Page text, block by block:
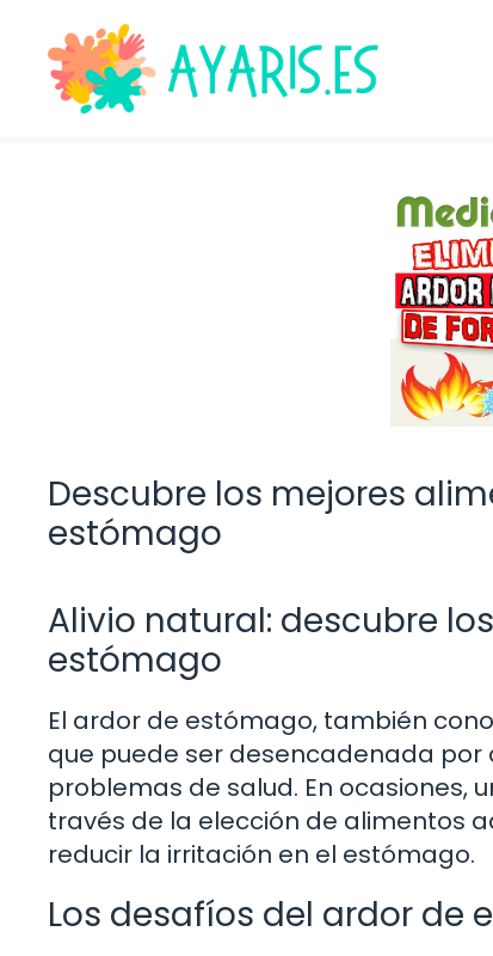
contenido
Descubre los mejores
estómago
Alivio natural: descubre
estómago
El ardor de estómago, también
que puede ser desencadenada
problemas de salud. En ocasiones,
través de la elección de alimentos
reducir la irritación en el estómago.
Los desafíos del ardor de